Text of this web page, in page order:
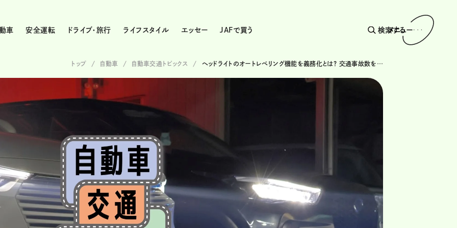
車 安全運転 ドライブ・旅行 ライフスタイル エッセー JAFで買う 検索する
メニュー
トップ 自動車 自動車交通トピックス ヘッドライトのオートレベリング機能を義務化とは? 交通事故数を減らす打開策となるか